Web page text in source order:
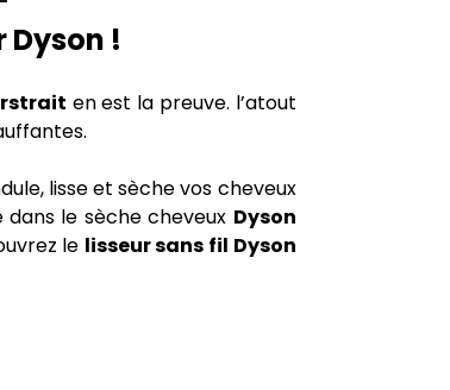
!
en est la preuve. l’atout
lisse et sèche vos cheveux
le sèche cheveux Dyson
le lisseur sans fil Dyson